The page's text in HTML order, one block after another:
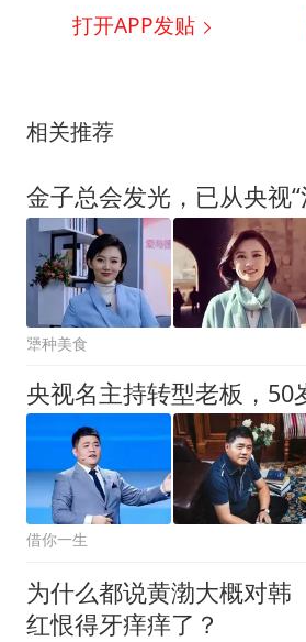
打开APP发贴
相关推荐
犟种美食
借你一生
为什么都说黄渤大概对韩
红恨得牙痒痒了？